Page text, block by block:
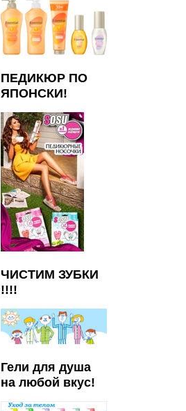
ПЕДИКЮР ПО
ЯПОНСКИ!
ЧИСТИМ ЗУБКИ
!!!!
Гели для душа
на любой вкус!